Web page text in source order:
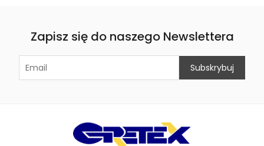
Zapisz się do naszego Newslettera